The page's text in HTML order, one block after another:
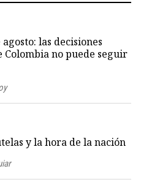
las decisiones
Colombia no puede seguir
y la hora de la nación